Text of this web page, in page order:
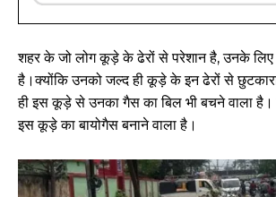
शहर के जो लोग कूड़े के ढेरों से परेशान है, उनके लिए
है।क्योंकि उनको जल्द ही कूड़े के इन ढेरों से
ही इस कूड़े से उनका गैस का बिल भी बचने वाला है।
इस कूड़े का बायोगैस बनाने वाला है।